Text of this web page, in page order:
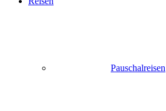
Pauschalreisen